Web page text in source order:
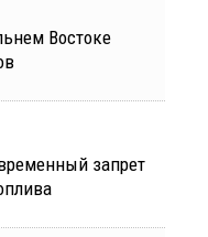
Востоке
запрет